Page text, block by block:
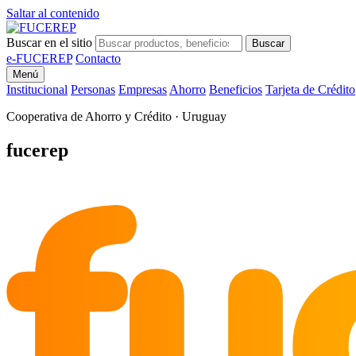
Saltar al contenido
Buscar en el sitio Buscar
e-FUCEREP Contacto
Menú
Institucional Personas Empresas Ahorro Beneficios Tarjeta de Crédito
Cooperativa de Ahorro y Crédito · Uruguay
fucerep